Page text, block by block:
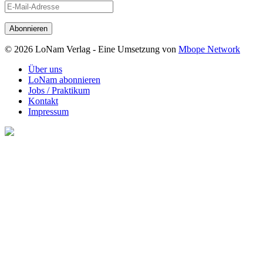
E-
Mail-
Adresse
© 2026 LoNam Verlag - Eine Umsetzung von Mbope Network
Über uns
LoNam abonnieren
Jobs / Praktikum
Kontakt
Impressum